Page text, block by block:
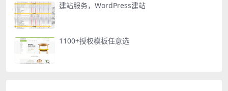
建站服务，WordPress建站
1100+授权模板任意选